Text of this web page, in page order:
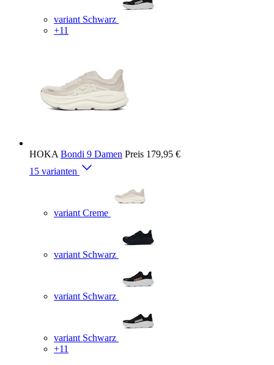
variant Schwarz
+11
HOKA Bondi 9 Damen Preis 179,95 €
15 varianten
variant Creme
variant Schwarz
variant Schwarz
variant Schwarz
+11